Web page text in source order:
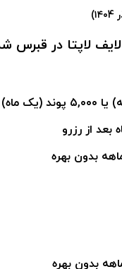
لاپتا در قبرس